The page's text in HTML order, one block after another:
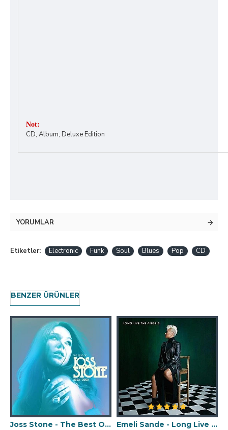
Not:
CD, Album, Deluxe Edition
YORUMLAR
Etiketler: Electronic Funk Soul Blues Pop CD
BENZER ÜRÜNLER
Joss Stone - The Best Of Joss Stone 2003-2009 CD
Emeli Sande - Long Live The Angels Plak 2 LP